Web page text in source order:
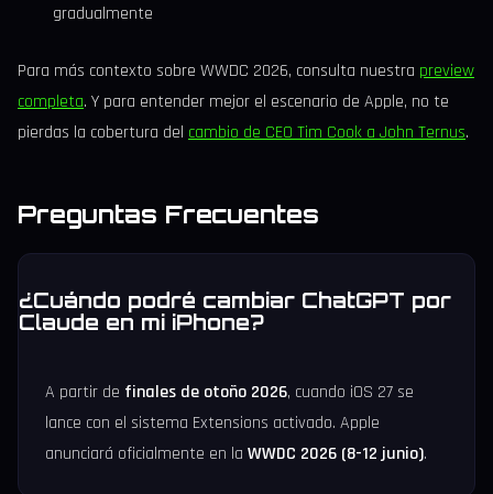
gradualmente
Para más contexto sobre WWDC 2026, consulta nuestra preview
completa. Y para entender mejor el escenario de Apple, no te
pierdas la cobertura del cambio de CEO Tim Cook a John Ternus.
Preguntas Frecuentes
¿Cuándo podré cambiar ChatGPT por
Claude en mi iPhone?
A partir de finales de otoño 2026, cuando iOS 27 se
lance con el sistema Extensions activado. Apple
anunciará oficialmente en la WWDC 2026 (8-12 junio).